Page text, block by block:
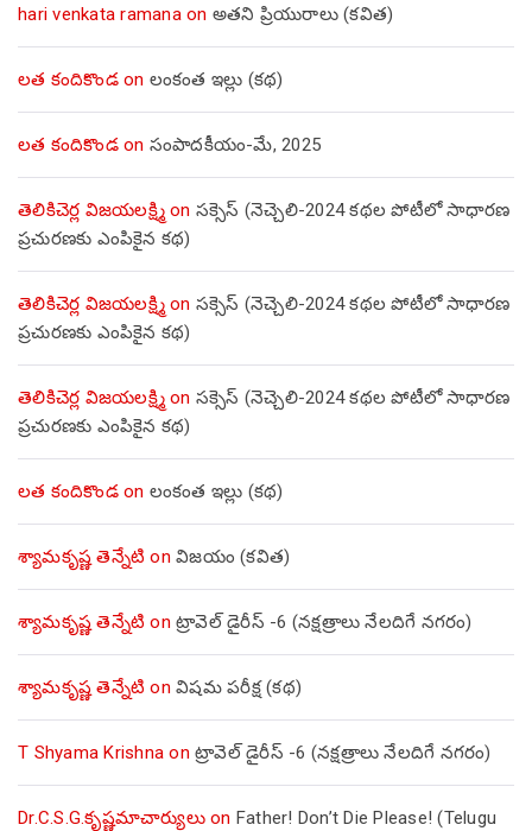
hari venkata ramanaon అతని ప్రియురాలు (కవిత)
లత కందికొండon లంకంత ఇల్లు (కథ)
లత కందికొండon సంపాదకీయం-మే, 2025
తెలికిచెర్ల విజయలక్ష్మిon సక్సెస్ (నెచ్చెలి-2024 కథల పోటీలో సాధారణ
ప్రచురణకు ఎంపికైన కథ)
తెలికిచెర్ల విజయలక్ష్మిon సక్సెస్ (నెచ్చెలి-2024 కథల పోటీలో సాధారణ
ప్రచురణకు ఎంపికైన కథ)
తెలికిచెర్ల విజయలక్ష్మిon సక్సెస్ (నెచ్చెలి-2024 కథల పోటీలో సాధారణ
ప్రచురణకు ఎంపికైన కథ)
లత కందికొండon లంకంత ఇల్లు (కథ)
శ్యామకృష్ణ తెన్నేటి on విజయం (కవిత)
శ్యామకృష్ణ తెన్నేటి on ట్రావెల్ డైరీస్ -6 (నక్షత్రాలు నేలదిగే నగరం)
శ్యామకృష్ణ తెన్నేటి on విషమ పరీక్ష (క‌థ‌)
T Shyama Krishna on ట్రావెల్ డైరీస్ -6 (నక్షత్రాలు నేలదిగే నగరం)
Dr.C.S.G.కృష్ణమాచార్యులుon Father! Don’t Die Please! (Telugu